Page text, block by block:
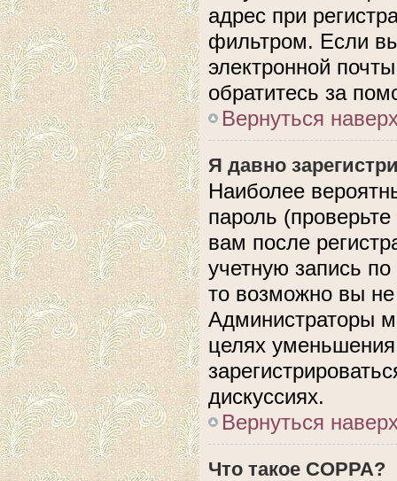
адрес при
фильтром. Если
электронной
обратитесь за
Вернуться
Я давно
Наиболее
пароль
вам после
учетную запись
то возможно вы
Администраторы
целях
дискуссиях.
Вернуться
Что такое COPPA?